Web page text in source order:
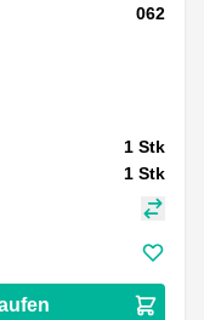
062
1 Stk
1 Stk